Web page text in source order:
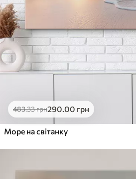
483.33грн290.00 грн
Море на світанку